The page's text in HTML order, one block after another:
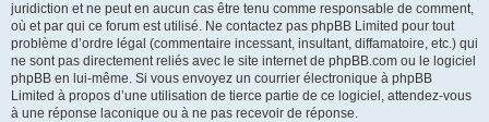
juridiction et ne peut en aucun cas être tenu comme responsable de comment,
où et par qui ce forum est utilisé. Ne contactez pas phpBB Limited pour tout
problème d’ordre légal (commentaire incessant, insultant, diffamatoire, etc.) qui
ne sont pas directement reliés avec le site internet de phpBB.com ou le logiciel
phpBB en lui-même. Si vous envoyez un courrier électronique à phpBB
Limited à propos d’une utilisation de tierce partie de ce logiciel, attendez-vous
à une réponse laconique ou à ne pas recevoir de réponse.